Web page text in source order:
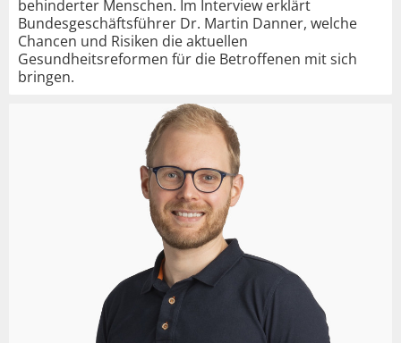
behinderter Menschen. Im Interview erklärt
Bundesgeschäftsführer Dr. Martin Danner, welche
Chancen und Risiken die aktuellen
Gesundheitsreformen für die Betroffenen mit sich
bringen.